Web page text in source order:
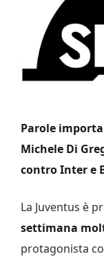
Parole
Michele Di
contro Inter e
La Juventus è
settimana
protagonista